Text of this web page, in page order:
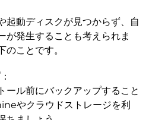
起動ディスクが見つからず、自
が発生することも考えられま
ことです。
ール前にバックアップすること
やクラウドストレージを利